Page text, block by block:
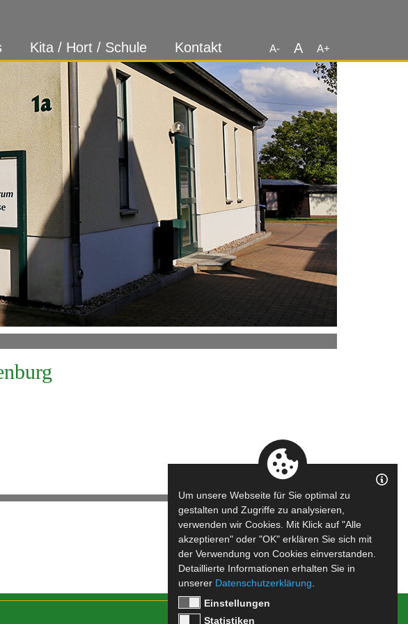
A+
A
A-
Kita / Hort / Schule Kontakt
Um unsere Webseite für Sie optimal zu
gestalten und Zugriffe zu analysieren,
verwenden wir Cookies. Mit Klick auf "Alle
akzeptieren" oder "OK" erklären Sie sich mit
der Verwendung von Cookies einverstanden.
Detaillierte Informationen erhalten Sie in
unserer Datenschutzerklärung
Einstellungen
Statistiken